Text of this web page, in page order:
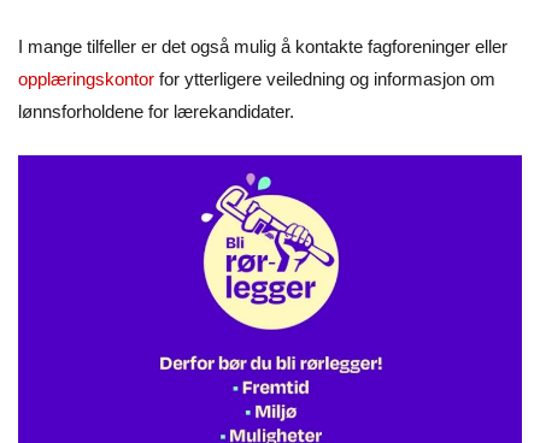
I mange tilfeller er det også mulig å kontakte fagforeninger eller
opplæringskontor for ytterligere veiledning og informasjon om
lønnsforholdene for lærekandidater.